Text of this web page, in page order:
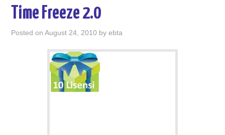
Time Freeze 2.0
Posted onAugust 24, 2010 byebta